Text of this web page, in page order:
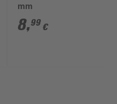
mm
8,99 €